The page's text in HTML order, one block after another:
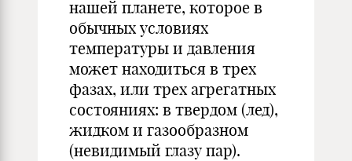
нашей планете, которое в
обычных условиях
температуры и давления
может находиться в трех
фазах, или трех агрегатных
состояниях: в твердом (лед),
жидком и газообразном
(невидимый глазу пар).